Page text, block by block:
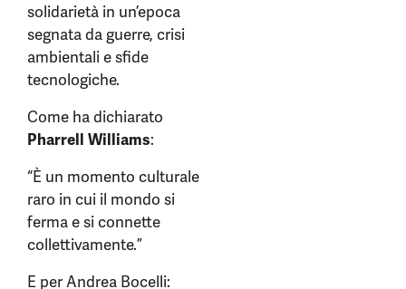
solidarietà in un’epoca
segnata da guerre, crisi
ambientali e sfide
tecnologiche.
Come ha dichiarato
Pharrell Williams:
“È un momento culturale
raro in cui il mondo si
ferma e si connette
collettivamente.”
E per Andrea Bocelli: